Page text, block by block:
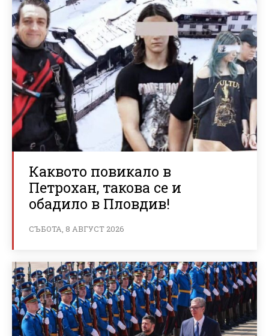
Каквото повикало в
Петрохан, такова се и
обадило в Пловдив!
СЪБОТА, 8 АВГУСТ 2026